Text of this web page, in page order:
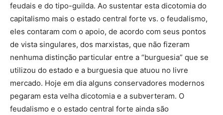
feudais e do tipo-guilda. Ao sustentar esta dicotomia do
capitalismo mais o estado central forte vs. o feudalismo,
eles contaram com o apoio, de acordo com seus pontos
de vista singulares, dos marxistas, que não fizeram
nenhuma distinção particular entre a “burguesia” que se
utilizou do estado e a burguesia que atuou no livre
mercado. Hoje em dia alguns conservadores modernos
pegaram esta velha dicotomia e a subverteram. O
feudalismo e o estado central forte ainda são